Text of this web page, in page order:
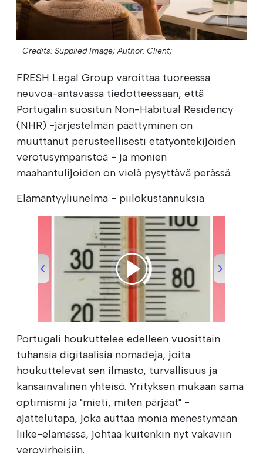
Credits: Supplied Image; Author: Client;
FRESH Legal Group varoittaa tuoreessa
neuvoa-antavassa tiedotteessaan, että
Portugalin suositun Non-Habitual Residency
(NHR) -järjestelmän päättyminen on
muuttanut perusteellisesti etätyöntekijöiden
verotusympäristöä - ja monien
maahantulijoiden on vielä pysyttävä perässä.
Elämäntyyliunelma - piilokustannuksia
00:00/00:37
Portugali houkuttelee edelleen vuosittain
tuhansia digitaalisia nomadeja, joita
houkuttelevat sen ilmasto, turvallisuus ja
kansainvälinen yhteisö. Yrityksen mukaan sama
optimismi ja "mieti, miten pärjäät" -
ajattelutapa, joka auttaa monia menestymään
liike-elämässä, johtaa kuitenkin nyt vakaviin
verovirheisiin.